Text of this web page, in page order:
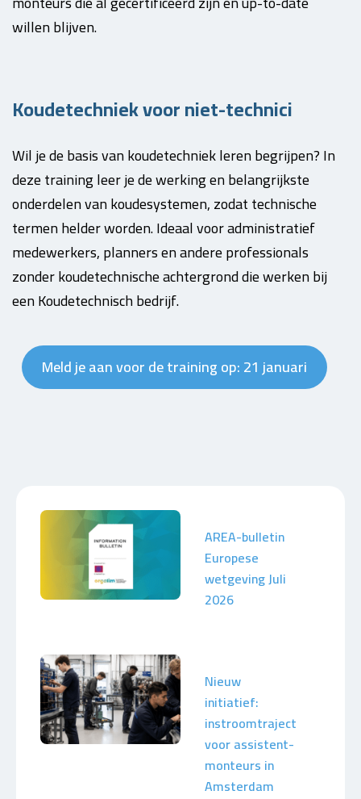
willen blijven.
Koudetechniek voor niet-technici
Wil je de basis van koudetechniek leren begrijpen? In
deze training leer je de werking en belangrijkste
onderdelen van koudesystemen, zodat technische
termen helder worden. Ideaal voor administratief
medewerkers, planners en andere professionals
zonder koudetechnische achtergrond die werken bij
een Koudetechnisch bedrijf.
Meld je aan voor de training op: 21 januari
AREA-bulletin
Europese
wetgeving Juli
2026
Nieuw
initiatief:
instroomtraject
voor assistent-
monteurs in
Amsterdam